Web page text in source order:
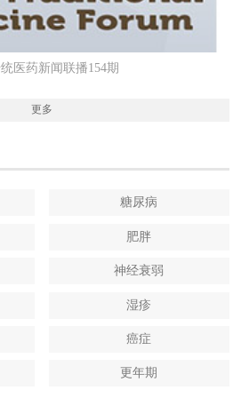
医药新闻联播154期
更多
糖尿病
肥胖
神经衰弱
湿疹
癌症
更年期